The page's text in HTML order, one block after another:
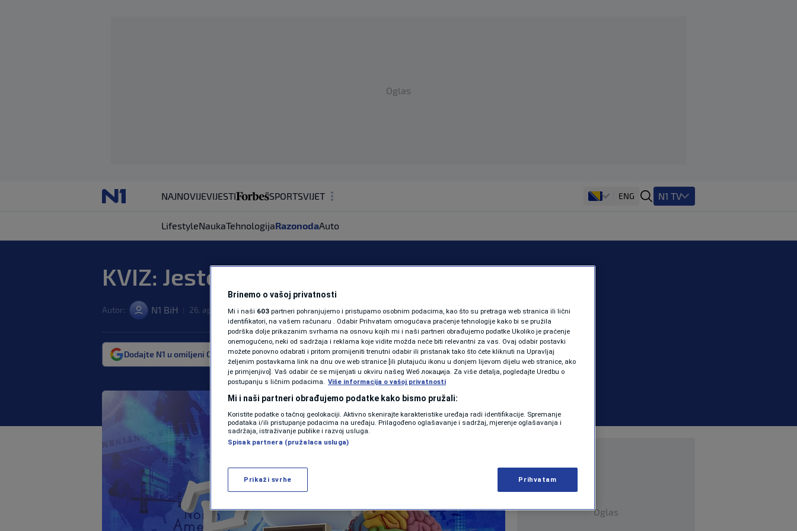
Oglas
NAJNOVIJEVIJESTI SPORTSVIJET
ZDRAVLJE
SHOWBIZ
KOLUMNE
PODCAST
N1 SPECIJAL
FENOMENI
NEISTRAŽENO
VIRALNO
VIDEO
ENG N1 TV
LifestyleNaukaTehnologijaRazonodaAuto
KVIZ: Jeste li majstor trivije?
Autor: N1 BiH 26. apr. 2024. 09:47 | RAZONODA | komentara
Dodajte N1 u omiljeni Google izvor Više
Oglas
Brinemo o vašoj privatnosti
Mi i naši 603 partneri pohranjujemo i pristupamo osobnim podacima, kao što su pretraga web stranica ili lični
identifikatori, na vašem računaru . Odabir Prihvatam omogućava praćenje tehnologije kako bi se pružila
podrška dolje prikazanim svrhama na osnovu kojih mi i naši partneri obrađujemo podatke Ukoliko je praćenje
onemogućeno, neki od sadržaja i reklama koje vidite možda neće biti relevantni za vas. Ovaj odabir postavki
možete ponovno odabrati i pritom promijeniti trenutni odabir ili pristanak tako što ćete kliknuti na Upravljaj
željenim postavkama link na dnu ove web stranice [ili plutajuću ikonu u donjem lijevom dijelu web stranice, ako
je primjenjivo]. Vaš odabir će se mijenjati u okviru našeg Wеб локација. Za više detalja, pogledajte Uredbu o
postupanju s ličnim podacima. Više informacija o vašoj privatnosti
Mi i naši partneri obrađujemo podatke kako bismo pružali:
Koristite podatke o tačnoj geolokaciji. Aktivno skenirajte karakteristike uređaja radi identifikacije. Spremanje
podataka i/ili pristupanje podacima na uređaju. Prilagođeno oglašavanje i sadržaj, mjerenje oglašavanja i
sadržaja, istraživanje publike i razvoj usluga.
Spisak partnera (pružalaca usluga)
Prikaži svrhe Prihvatam